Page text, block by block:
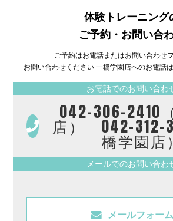
体験トレーニング
ご予約・お問い合
ご予約はお電話またはお問い合わせ
お問い合わせください 一橋学園店へのお電話
お電話でのお問い合わ
042-306-2410
店） 042-312-
橋学園店）
メールでのお問い合わ
メールフォーム